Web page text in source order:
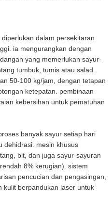
dalam persekitaran
ia mengurangkan dengan
yang memerlukan sayur-
tumbuk, tumis atau salad.
50-100 kg/jam, dengan tetapan
ketepatan. pembinaan
kebersihan untuk pematuhan
banyak sayur setiap hari
dehidrasi. mesin khusus
bit, dan juga sayur-sayuran
8% kerugian). sistem
pencucian dan pengasingan,
kulit berpandukan laser untuk